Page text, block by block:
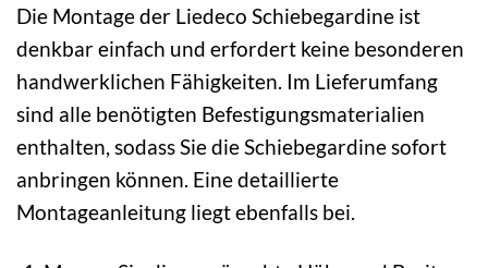
Die Montage der Liedeco Schiebegardine ist
denkbar einfach und erfordert keine besonderen
handwerklichen Fähigkeiten. Im Lieferumfang
sind alle benötigten Befestigungsmaterialien
enthalten, sodass Sie die Schiebegardine sofort
anbringen können. Eine detaillierte
Montageanleitung liegt ebenfalls bei.